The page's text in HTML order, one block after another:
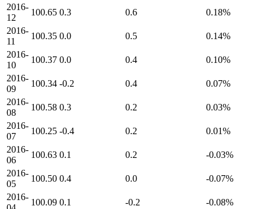
2016-
12
100.65 0.3 0.6
0.18%
2016-
11
100.35 0.0 0.5
0.14%
2016-
10
100.37 0.0 0.4
0.10%
2016-
09
100.34 -0.2 0.4
0.07%
2016-
08
100.58 0.3 0.2
0.03%
2016-
07
100.25 -0.4 0.2
0.01%
2016-
06
100.63 0.1 0.2
-0.03%
2016-
05
100.50 0.4 0.0
-0.07%
2016-
100.09 0.1 -0.2
-0.08%